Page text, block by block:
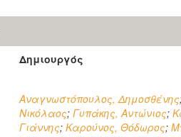
Δημιουργός
Αναγνωστόπουλος, Δημοσθένης
Νικόλαος; Γυπάκης, Αντώνιος;
Γιάννης; Καρούνος, Θόδωρος;